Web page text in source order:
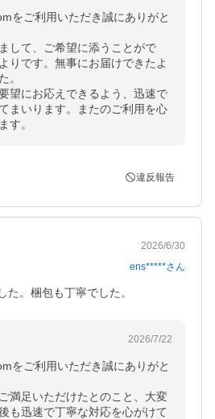
をご利用いただき誠にありがと
して、ご希望に添うことがで
りです。無事にお届けできたよ
。
望にお応えできるよう、迅速で
まいります。またのご利用を心
す。
違反報告
2026/6/30
ens*****さん
た。梱包も丁寧でした。
2026/7/22
をご利用いただき誠にありがと
満足いただけたとのこと、大変
も迅速で丁寧な対応を心がけて